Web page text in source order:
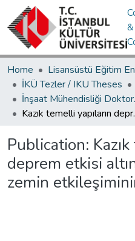
&
Home
İKÜ Tezler / IKU Theses
İnşaat
Kazık temelli
Publication:
deprem etkisi
zemin